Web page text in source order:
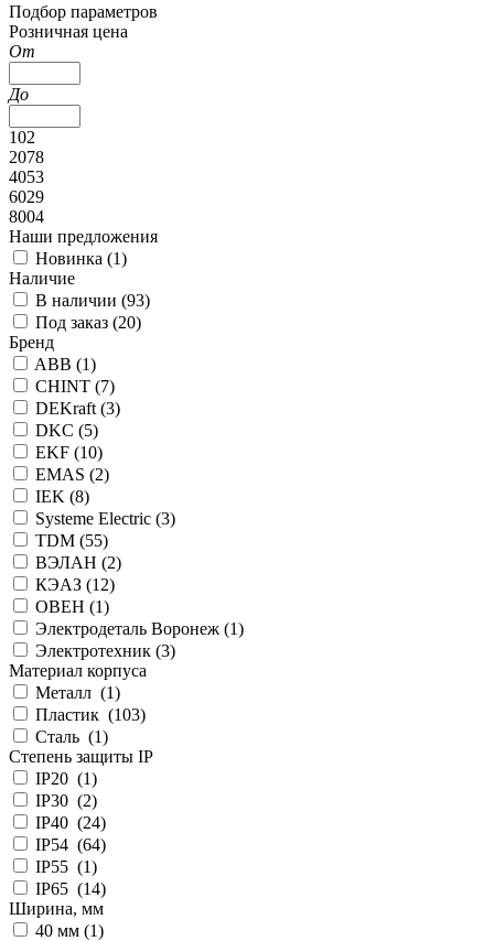
Подбор параметров
Розничная цена
От
До
102
2078
4053
6029
8004
Наши предложения
Новинка (1)
Наличие
В наличии (93)
Под заказ (20)
Бренд
ABB (1)
CHINT (7)
DEKraft (3)
DKC (5)
EKF (10)
EMAS (2)
IEK (8)
Systeme Electric (3)
TDM (55)
ВЭЛАН (2)
КЭАЗ (12)
ОВЕН (1)
Электродеталь Воронеж (1)
Электротехник (3)
Материал корпуса
Металл (1)
Пластик (103)
Сталь (1)
Степень защиты IP
IP20 (1)
IP30 (2)
IP40 (24)
IP54 (64)
IP55 (1)
IP65 (14)
Ширина, мм
40 мм (1)